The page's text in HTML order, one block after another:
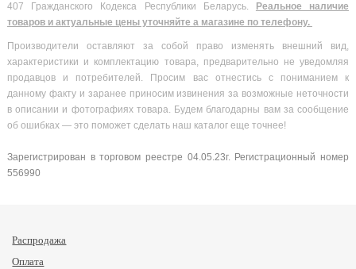
407 Гражданского Кодекса Республики Беларусь.
Реальное наличие
товаров и актуальные цены уточняйте а магазине по телефону.
Производители оставляют за собой право изменять внешний вид,
характеристики и комплектацию товара, предварительно не уведомляя
продавцов и потребителей. Просим вас отнестись с пониманием к
данному факту и заранее приносим извинения за возможные неточности
в описании и фотографиях товара. Будем благодарны вам за сообщение
об ошибках — это поможет сделать наш каталог еще точнее!
Зарегистрирован в торговом реестре 04.05.23г. Регистрационный номер
556990
Распродажа
Оплата